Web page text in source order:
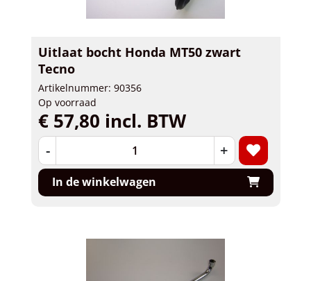
Uitlaat bocht Honda MT50 zwart
Tecno
Artikelnummer: 90356
Op voorraad
€ 57,80 incl. BTW
- +
In de winkelwagen